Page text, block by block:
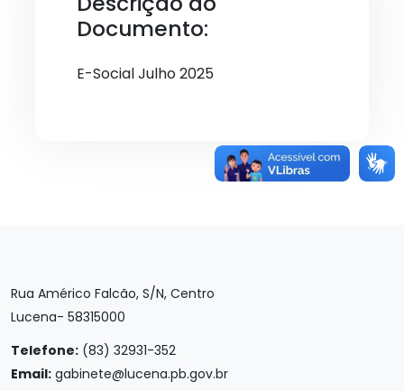
Documento:
E-Social Julho 2025
Rua Américo Falcão, S/N, Centro
Lucena- 58315000
Telefone: (83) 32931-352
Email: gabinete@lucena.pb.gov.br